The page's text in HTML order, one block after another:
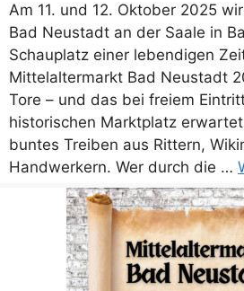
Am 11. und 12. Oktober 2025
Bad Neustadt an der Saale in
Schauplatz einer lebendigen
Mittelaltermarkt Bad Neustadt
Tore – und das bei freiem
historischen Marktplatz
buntes Treiben aus Rittern,
Handwerkern. Wer durch die …